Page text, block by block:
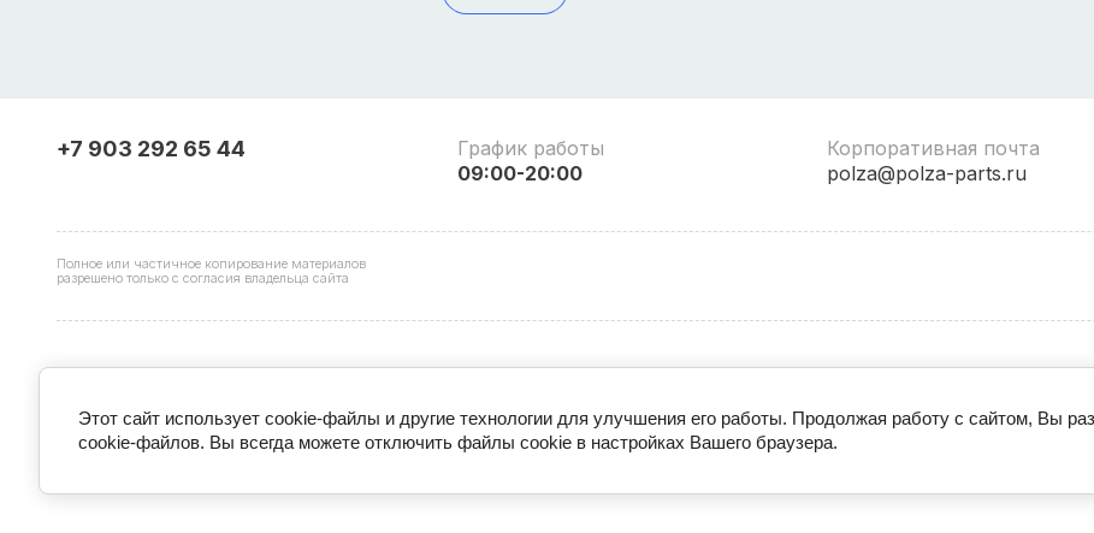
+7 903 292 65 44
График работы
09:00-20:00
Корпоративная почта
polza@polza-parts.ru
Полное или частичное копирование материалов
разрешено только с согласия владельца сайта
ООО "ИБС" ОГРН 1227700339613 ИНН 9706024553 КПП 774301001 © 2025
Этот сайт использует cookie-файлы и другие технологии для улучшения его работы. Продолжая работу с сайтом, Вы
cookie-файлов. Вы всегда можете отключить файлы cookie в настройках Вашего браузера.